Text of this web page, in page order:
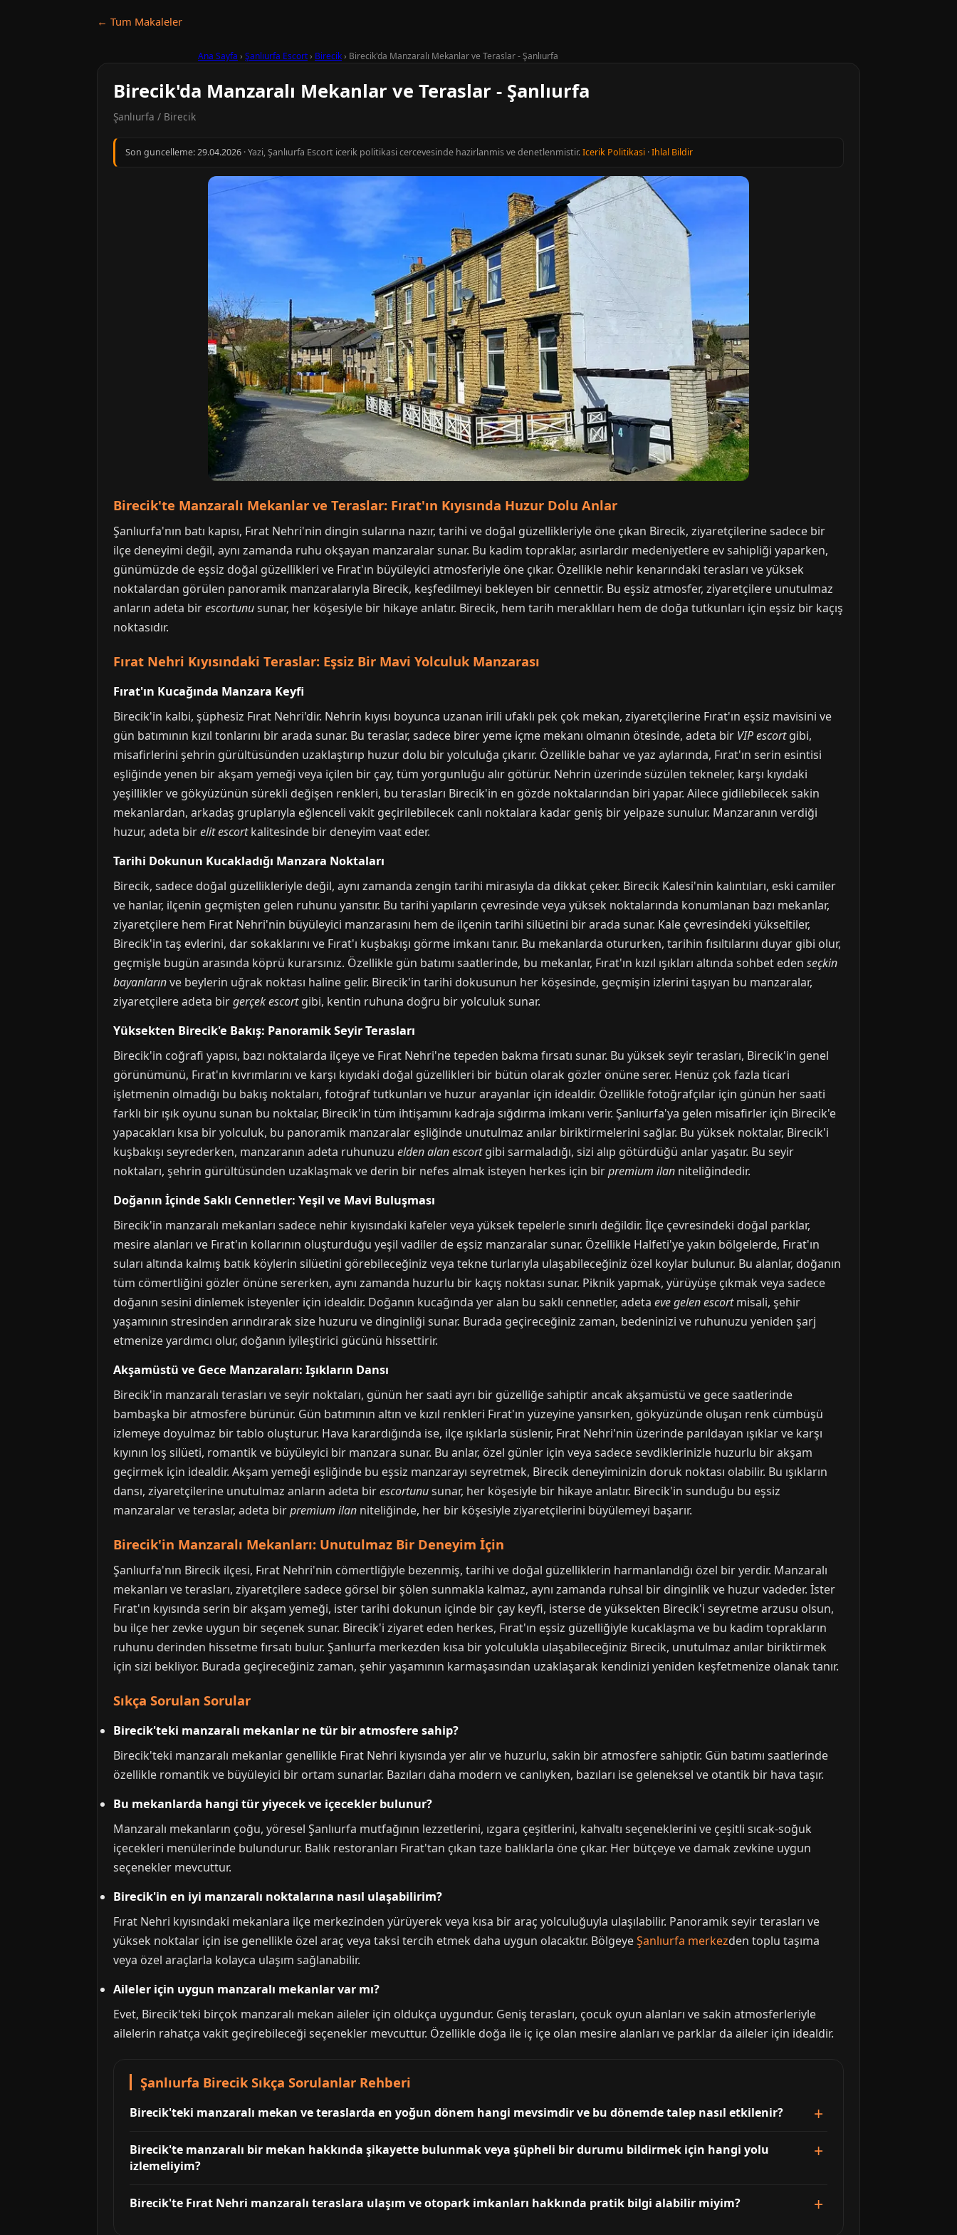
← Tum Makaleler
Ana Sayfa › Şanlıurfa Escort› Birecik› Birecik'da Manzaralı Mekanlar ve Teraslar - Şanlıurfa
Birecik'da Manzaralı Mekanlar ve Teraslar - Şanlıurfa
Şanlıurfa / Birecik
Son guncelleme:29.04.2026 · Yazi, Şanlıurfa Escort icerik politikasi cercevesinde hazirlanmis ve denetlenmistir.Icerik Politikasi ·Ihlal Bildir
Birecik'te Manzaralı Mekanlar ve Teraslar: Fırat'ın Kıyısında Huzur Dolu Anlar
Şanlıurfa'nın batı kapısı, Fırat Nehri'nin dingin sularına nazır, tarihi ve doğal güzellikleriyle öne çıkan Birecik, ziyaretçilerine sadece bir
ilçe deneyimi değil, aynı zamanda ruhu okşayan manzaralar sunar. Bu kadim topraklar, asırlardır medeniyetlere ev sahipliği yaparken,
günümüzde de eşsiz doğal güzellikleri ve Fırat'ın büyüleyici atmosferiyle öne çıkar. Özellikle nehir kenarındaki terasları ve yüksek
noktalardan görülen panoramik manzaralarıyla Birecik, keşfedilmeyi bekleyen bir cennettir. Bu eşsiz atmosfer, ziyaretçilere unutulmaz
anların adeta birescortunusunar, her köşesiyle bir hikaye anlatır. Birecik, hem tarih meraklıları hem de doğa tutkunları için eşsiz bir kaçış
noktasıdır.
Fırat Nehri Kıyısındaki Teraslar: Eşsiz Bir Mavi Yolculuk Manzarası
Fırat'ın Kucağında Manzara Keyfi
Birecik'in kalbi, şüphesiz Fırat Nehri'dir. Nehrin kıyısı boyunca uzanan irili ufaklı pek çok mekan, ziyaretçilerine Fırat'ın eşsiz mavisini ve
gün batımının kızıl tonlarını bir arada sunar. Bu teraslar, sadece birer yeme içme mekanı olmanın ötesinde, adeta bir VIP escortgibi,
misafirlerini şehrin gürültüsünden uzaklaştırıp huzur dolu bir yolculuğa çıkarır. Özellikle bahar ve yaz aylarında, Fırat'ın serin esintisi
eşliğinde yenen bir akşam yemeği veya içilen bir çay, tüm yorgunluğu alır götürür. Nehrin üzerinde süzülen tekneler, karşı kıyıdaki
yeşillikler ve gökyüzünün sürekli değişen renkleri, bu terasları Birecik'in en gözde noktalarından biri yapar. Ailece gidilebilecek sakin
mekanlardan, arkadaş gruplarıyla eğlenceli vakit geçirilebilecek canlı noktalara kadar geniş bir yelpaze sunulur. Manzaranın verdiği
huzur, adeta birelit escortkalitesinde bir deneyim vaat eder.
Tarihi Dokunun Kucakladığı Manzara Noktaları
Birecik, sadece doğal güzellikleriyle değil, aynı zamanda zengin tarihi mirasıyla da dikkat çeker. Birecik Kalesi'nin kalıntıları, eski camiler
ve hanlar, ilçenin geçmişten gelen ruhunu yansıtır. Bu tarihi yapıların çevresinde veya yüksek noktalarında konumlanan bazı mekanlar,
ziyaretçilere hem Fırat Nehri'nin büyüleyici manzarasını hem de ilçenin tarihi silüetini bir arada sunar. Kale çevresindeki yükseltiler,
Birecik'in taş evlerini, dar sokaklarını ve Fırat'ı kuşbakışı görme imkanı tanır. Bu mekanlarda otururken, tarihin fısıltılarını duyar gibi olur,
geçmişle bugün arasında köprü kurarsınız. Özellikle gün batımı saatlerinde, bu mekanlar, Fırat'ın kızıl ışıkları altında sohbet eden seçkin
bayanlarınve beylerin uğrak noktası haline gelir. Birecik'in tarihi dokusunun her köşesinde, geçmişin izlerini taşıyan bu manzaralar,
ziyaretçilere adeta birgerçek escortgibi, kentin ruhuna doğru bir yolculuk sunar.
Yüksekten Birecik'e Bakış: Panoramik Seyir Terasları
Birecik'in coğrafi yapısı, bazı noktalarda ilçeye ve Fırat Nehri'ne tepeden bakma fırsatı sunar. Bu yüksek seyir terasları, Birecik'in genel
görünümünü, Fırat'ın kıvrımlarını ve karşı kıyıdaki doğal güzellikleri bir bütün olarak gözler önüne serer. Henüz çok fazla ticari
işletmenin olmadığı bu bakış noktaları, fotoğraf tutkunları ve huzur arayanlar için idealdir. Özellikle fotoğrafçılar için günün her saati
farklı bir ışık oyunu sunan bu noktalar, Birecik'in tüm ihtişamını kadraja sığdırma imkanı verir. Şanlıurfa'ya gelen misafirler için Birecik'e
yapacakları kısa bir yolculuk, bu panoramik manzaralar eşliğinde unutulmaz anılar biriktirmelerini sağlar. Bu yüksek noktalar, Birecik'i
kuşbakışı seyrederken, manzaranın adeta ruhunuzu elden alan escortgibi sarmaladığı, sizi alıp götürdüğü anlar yaşatır. Bu seyir
noktaları, şehrin gürültüsünden uzaklaşmak ve derin bir nefes almak isteyen herkes için birpremium ilan niteliğindedir.
Doğanın İçinde Saklı Cennetler: Yeşil ve Mavi Buluşması
Birecik'in manzaralı mekanları sadece nehir kıyısındaki kafeler veya yüksek tepelerle sınırlı değildir. İlçe çevresindeki doğal parklar,
mesire alanları ve Fırat'ın kollarının oluşturduğu yeşil vadiler de eşsiz manzaralar sunar. Özellikle Halfeti'ye yakın bölgelerde, Fırat'ın
suları altında kalmış batık köylerin silüetini görebileceğiniz veya tekne turlarıyla ulaşabileceğiniz özel koylar bulunur. Bu alanlar, doğanın
tüm cömertliğini gözler önüne sererken, aynı zamanda huzurlu bir kaçış noktası sunar. Piknik yapmak, yürüyüşe çıkmak veya sadece
doğanın sesini dinlemek isteyenler için idealdir. Doğanın kucağında yer alan bu saklı cennetler, adeta eve gelen escortmisali, şehir
yaşamının stresinden arındırarak size huzuru ve dinginliği sunar. Burada geçireceğiniz zaman, bedeninizi ve ruhunuzu yeniden şarj
etmenize yardımcı olur, doğanın iyileştirici gücünü hissettirir.
Akşamüstü ve Gece Manzaraları: Işıkların Dansı
Birecik'in manzaralı terasları ve seyir noktaları, günün her saati ayrı bir güzelliğe sahiptir ancak akşamüstü ve gece saatlerinde
bambaşka bir atmosfere bürünür. Gün batımının altın ve kızıl renkleri Fırat'ın yüzeyine yansırken, gökyüzünde oluşan renk cümbüşü
izlemeye doyulmaz bir tablo oluşturur. Hava karardığında ise, ilçe ışıklarla süslenir, Fırat Nehri'nin üzerinde parıldayan ışıklar ve karşı
kıyının loş silüeti, romantik ve büyüleyici bir manzara sunar. Bu anlar, özel günler için veya sadece sevdiklerinizle huzurlu bir akşam
geçirmek için idealdir. Akşam yemeği eşliğinde bu eşsiz manzarayı seyretmek, Birecik deneyiminizin doruk noktası olabilir. Bu ışıkların
dansı, ziyaretçilerine unutulmaz anların adeta birescortunusunar, her köşesiyle bir hikaye anlatır. Birecik'in sunduğu bu eşsiz
manzaralar ve teraslar, adeta birpremium ilan niteliğinde, her bir köşesiyle ziyaretçilerini büyülemeyi başarır.
Birecik'in Manzaralı Mekanları: Unutulmaz Bir Deneyim İçin
Şanlıurfa'nın Birecik ilçesi, Fırat Nehri'nin cömertliğiyle bezenmiş, tarihi ve doğal güzelliklerin harmanlandığı özel bir yerdir. Manzaralı
mekanları ve terasları, ziyaretçilere sadece görsel bir şölen sunmakla kalmaz, aynı zamanda ruhsal bir dinginlik ve huzur vadeder. İster
Fırat'ın kıyısında serin bir akşam yemeği, ister tarihi dokunun içinde bir çay keyfi, isterse de yüksekten Birecik'i seyretme arzusu olsun,
bu ilçe her zevke uygun bir seçenek sunar. Birecik'i ziyaret eden herkes, Fırat'ın eşsiz güzelliğiyle kucaklaşma ve bu kadim toprakların
ruhunu derinden hissetme fırsatı bulur. Şanlıurfa merkezden kısa bir yolculukla ulaşabileceğiniz Birecik, unutulmaz anılar biriktirmek
için sizi bekliyor. Burada geçireceğiniz zaman, şehir yaşamının karmaşasından uzaklaşarak kendinizi yeniden keşfetmenize olanak tanır.
Sıkça Sorulan Sorular
Birecik'teki manzaralı mekanlar ne tür bir atmosfere sahip?
Birecik'teki manzaralı mekanlar genellikle Fırat Nehri kıyısında yer alır ve huzurlu, sakin bir atmosfere sahiptir. Gün batımı saatlerinde
özellikle romantik ve büyüleyici bir ortam sunarlar. Bazıları daha modern ve canlıyken, bazıları ise geleneksel ve otantik bir hava taşır.
Bu mekanlarda hangi tür yiyecek ve içecekler bulunur?
Manzaralı mekanların çoğu, yöresel Şanlıurfa mutfağının lezzetlerini, ızgara çeşitlerini, kahvaltı seçeneklerini ve çeşitli sıcak-soğuk
içecekleri menülerinde bulundurur. Balık restoranları Fırat'tan çıkan taze balıklarla öne çıkar. Her bütçeye ve damak zevkine uygun
seçenekler mevcuttur.
Birecik'in en iyi manzaralı noktalarına nasıl ulaşabilirim?
Fırat Nehri kıyısındaki mekanlara ilçe merkezinden yürüyerek veya kısa bir araç yolculuğuyla ulaşılabilir. Panoramik seyir terasları ve
yüksek noktalar için ise genellikle özel araç veya taksi tercih etmek daha uygun olacaktır. BölgeyeŞanlıurfa merkezden toplu taşıma
veya özel araçlarla kolayca ulaşım sağlanabilir.
Aileler için uygun manzaralı mekanlar var mı?
Evet, Birecik'teki birçok manzaralı mekan aileler için oldukça uygundur. Geniş terasları, çocuk oyun alanları ve sakin atmosferleriyle
ailelerin rahatça vakit geçirebileceği seçenekler mevcuttur. Özellikle doğa ile iç içe olan mesire alanları ve parklar da aileler için idealdir.
Şanlıurfa Birecik Sıkça Sorulanlar Rehberi
Birecik'teki manzaralı mekan ve teraslarda en yoğun dönem hangi mevsimdir ve bu dönemde talep nasıl etkilenir?
Birecik'te manzaralı bir mekan hakkında şikayette bulunmak veya şüpheli bir durumu bildirmek için hangi yolu
izlemeliyim?
Birecik'te Fırat Nehri manzaralı teraslara ulaşım ve otopark imkanları hakkında pratik bilgi alabilir miyim?